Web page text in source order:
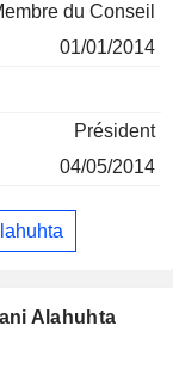
du Conseil
01/01/2014
Président
04/05/2014
Alahuhta